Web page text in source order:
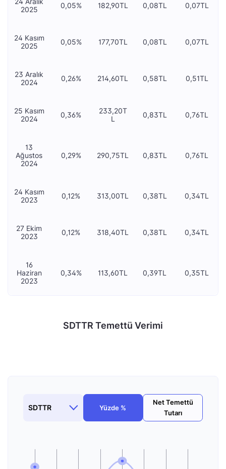
2025
0,05% 182,90TL 0,08TL 0,07TL
24 Kasım
2025
0,05% 177,70TL 0,08TL 0,07TL
23 Aralık
2024
0,26% 214,60TL 0,58TL 0,51TL
25 Kasım
2024
0,36%
233,20T
L
0,83TL 0,76TL
13
Ağustos
2024
0,29% 290,75TL 0,83TL 0,76TL
24 Kasım
2023
0,12% 313,00TL 0,38TL 0,34TL
27 Ekim
2023
0,12% 318,40TL 0,38TL 0,34TL
16
Haziran
2023
0,34% 113,60TL 0,39TL 0,35TL
SDTTR Temettü Verimi
Yüzde %
Net Temettü
Tutarı